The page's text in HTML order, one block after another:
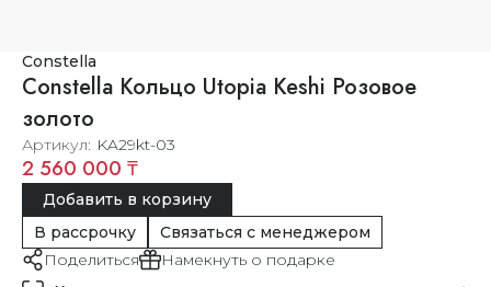
Constella
Constella Кольцо Utopia Keshi Розовое
золото
Артикул KA29kt-03
2 560 000 ₸
Добавить в корзину
В рассрочку
Связаться с менеджером
Поделиться
Намекнуть о подарке